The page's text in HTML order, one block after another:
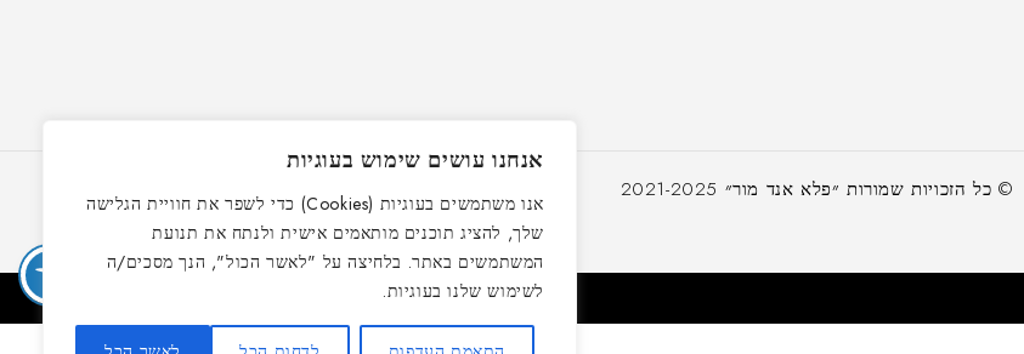
אנחנו עושים שימוש בעוגיות
אנו משתמשים בעוגיות (Cookies) כדי לשפר את חוויית הגלישה
שלך, להציג תוכנים מותאמים אישית ולנתח את תנועת
המשתמשים באתר. בלחיצה על "לאשר הכול", הנך מסכים/ה
לשימוש שלנו בעוגיות.
© כל הזכויות שמורות ״פלא אנד מור״ 2021-2025